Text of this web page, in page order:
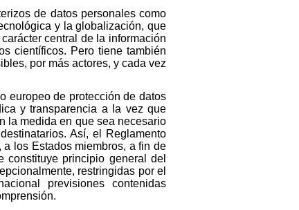
de datos personales como
y la globalización, que
central de la información
científicos. Pero tiene también
por más actores, y cada vez
europeo de protección de datos
y transparencia a la vez que
la medida en que sea necesario
Así, el Reglamento
los Estados miembros, a fin de
principio general del
restringidas por el
previsiones contenidas